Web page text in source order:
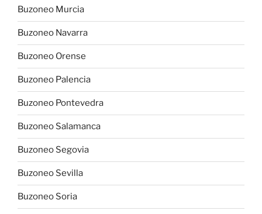
Buzoneo Murcia
Buzoneo Navarra
Buzoneo Orense
Buzoneo Palencia
Buzoneo Pontevedra
Buzoneo Salamanca
Buzoneo Segovia
Buzoneo Sevilla
Buzoneo Soria